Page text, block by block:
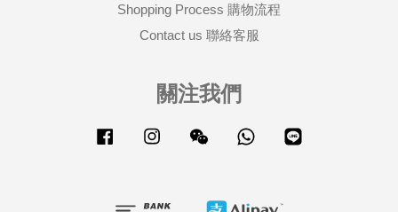
Shopping Process 購物流程
Contact us 聯絡客服
關注我們
Facebook Instagram Wechat Whatsapp